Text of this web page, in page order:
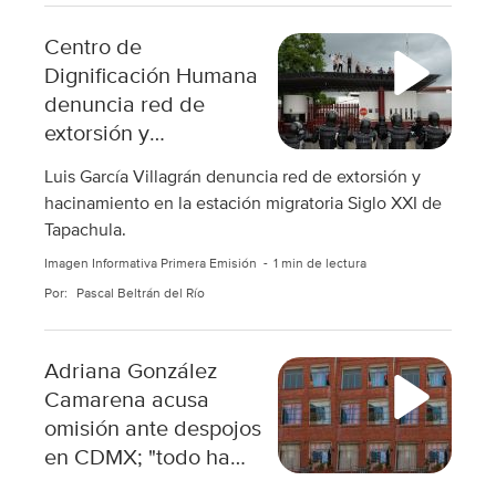
Centro de
Dignificación Humana
denuncia red de
extorsión y
Tapachula
Luis García Villagrán denuncia red de extorsión y
hacinamiento en la estación migratoria Siglo XXI de
Tapachula.
Imagen Informativa Primera Emisión 1 min de lectura
Por: Pascal Beltrán del Río
Adriana González
Camarena acusa
omisión ante despojos
en CDMX; "todo ha